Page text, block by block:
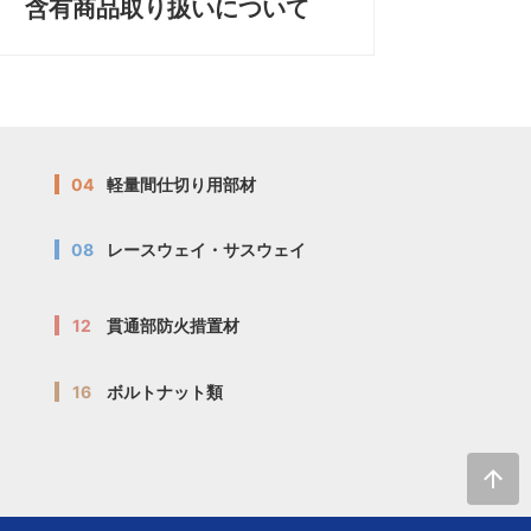
含有商品取り扱いについて
04 軽量間仕切り用部材
08 レースウェイ・サスウェイ
12 貫通部防火措置材
16 ボルトナット類